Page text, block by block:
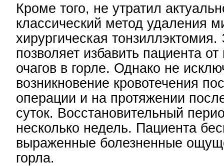
Кроме того, не утратил
классический метод удаления
хирургическая тонзиллэктомия.
позволяет избавить пациента
очагов в горле. Однако не
возникновение кровотечения
операции и на протяжении
суток. Восстановительный
несколько недель. Пациента
выраженные болезненные
горла.